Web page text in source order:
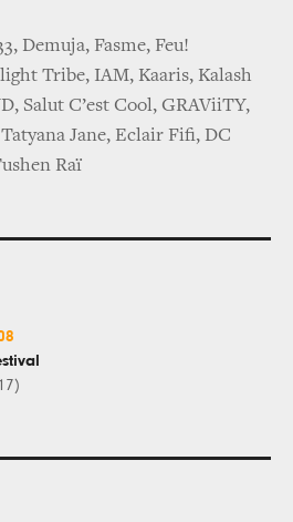
Demuja, Fasme, Feu!
Tribe, IAM, Kaaris, Kalash
Salut C’est Cool, GRAViiTY,
Jane, Eclair Fifi, DC
Raï